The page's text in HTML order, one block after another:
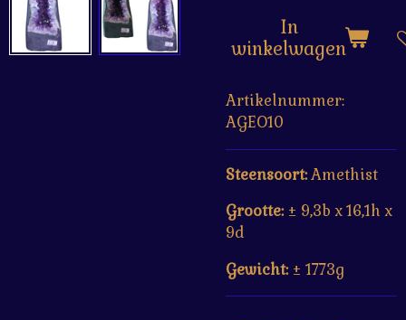
In
winkelwagen
Artikelnummer:
AGEO10
Steensoort:Amethist
Grootte: ± 9,3b x 16,1h x
9d
Gewicht: ± 1773g